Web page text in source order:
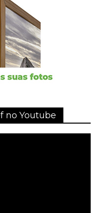
no Youtube